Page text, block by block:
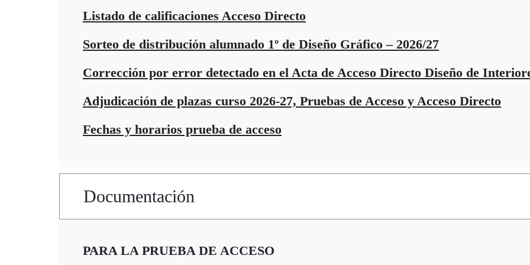
Listado de calificaciones Acceso Directo
Sorteo de distribución alumnado 1º de Diseño Gráfico – 2026/27
Corrección por error detectado en el Acta de Acceso Directo Diseño de
Adjudicación de plazas curso 2026-27, Pruebas de Acceso y Acceso Directo
Fechas y horarios prueba de acceso
Documentación
PARA LA PRUEBA DE ACCESO